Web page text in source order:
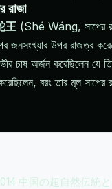
রাজা
王 (Shé Wáng, সাপের
জনসংখ্যার উপর রাজত্ব
চাষ অর্জন করেছিলেন যে
বরং তার মূল সাপের
中国の超自然伝統